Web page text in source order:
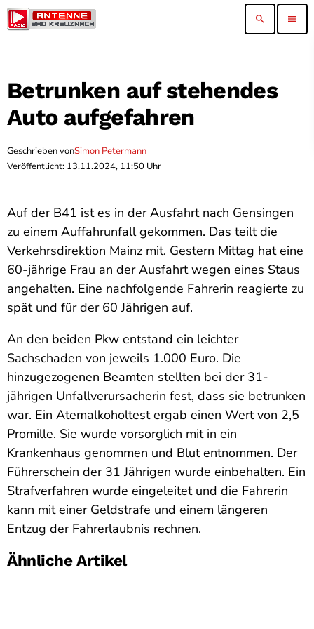
search menu
Betrunken auf stehendes
Auto aufgefahren
Geschrieben vonSimon Petermann
Veröffentlicht: 13.11.2024, 11:50 Uhr
Auf der B41 ist es in der Ausfahrt nach Gensingen
zu einem Auffahrunfall gekommen. Das teilt die
Verkehrsdirektion Mainz mit. Gestern Mittag hat eine
60-jährige Frau an der Ausfahrt wegen eines Staus
angehalten. Eine nachfolgende Fahrerin reagierte zu
spät und für der 60 Jährigen auf.
An den beiden Pkw entstand ein leichter
Sachschaden von jeweils 1.000 Euro. Die
hinzugezogenen Beamten stellten bei der 31-
jährigen Unfallverursacherin fest, dass sie betrunken
war. Ein Atemalkoholtest ergab einen Wert von 2,5
Promille. Sie wurde vorsorglich mit in ein
Krankenhaus genommen und Blut entnommen. Der
Führerschein der 31 Jährigen wurde einbehalten. Ein
Strafverfahren wurde eingeleitet und die Fahrerin
kann mit einer Geldstrafe und einem längeren
Entzug der Fahrerlaubnis rechnen.
Ähnliche Artikel